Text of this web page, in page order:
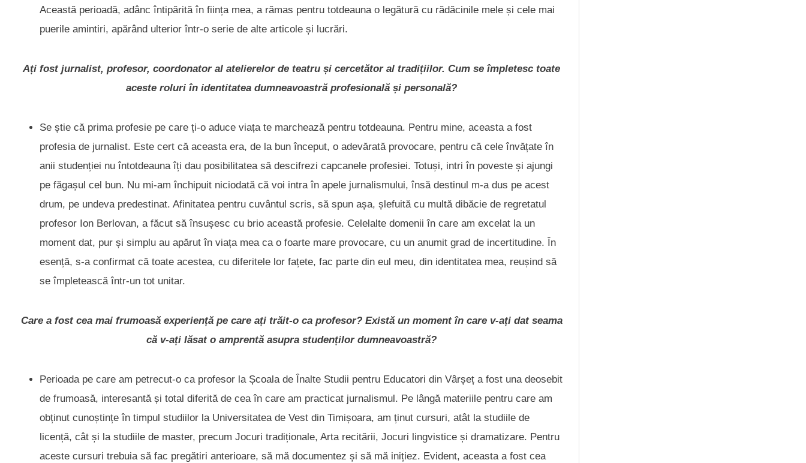
Această perioadă, adânc întipărită în ființa mea, a rămas pentru totdeauna o legătură cu rădăcinile mele și cele mai
puerile amintiri, apărând ulterior într-o serie de alte articole și lucrări.
Ați fost jurnalist, profesor, coordonator al atelierelor de teatru și cercetător al tradițiilor. Cum se împletesc toate
aceste roluri în identitatea dumneavoastră profesională și personală?
Se știe că prima profesie pe care ți-o aduce viața te marchează pentru totdeauna. Pentru mine, aceasta a fost
profesia de jurnalist. Este cert că aceasta era, de la bun început, o adevărată provocare, pentru că cele învățate în
anii studenției nu întotdeauna îți dau posibilitatea să descifrezi capcanele profesiei. Totuși, intri în poveste și ajungi
pe făgașul cel bun. Nu mi-am închipuit niciodată că voi intra în apele jurnalismului, însă destinul m-a dus pe acest
drum, pe undeva predestinat. Afinitatea pentru cuvântul scris, să spun așa, șlefuită cu multă dibăcie de regretatul
profesor Ion Berlovan, a făcut să însușesc cu brio această profesie. Celelalte domenii în care am excelat la un
moment dat, pur și simplu au apărut în viața mea ca o foarte mare provocare, cu un anumit grad de incertitudine. În
esență, s-a confirmat că toate acestea, cu diferitele lor fațete, fac parte din eul meu, din identitatea mea, reușind să
se împletească într-un tot unitar.
Care a fost cea mai frumoasă experiență pe care ați trăit-o ca profesor? Există un moment în care v-ați dat seama
că v-ați lăsat o amprentă asupra studenților dumneavoastră?
Perioada pe care am petrecut-o ca profesor la Școala de Înalte Studii pentru Educatori din Vârșeț a fost una deosebit
de frumoasă, interesantă și total diferită de cea în care am practicat jurnalismul. Pe lângă materiile pentru care am
obținut cunoștințe în timpul studiilor la Universitatea de Vest din Timișoara, am ținut cursuri, atât la studiile de
licență, cât și la studiile de master, precum Jocuri tradiționale, Arta recitării, Jocuri lingvistice și dramatizare. Pentru
aceste cursuri trebuia să fac pregătiri anterioare, să mă documentez și să mă inițiez. Evident, aceasta a fost cea